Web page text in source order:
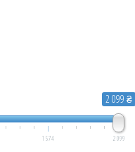
2 099 ₴
1 574 2 099